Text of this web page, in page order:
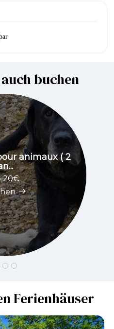
buchen
animaux ( 2
20€
Ferienhäuser